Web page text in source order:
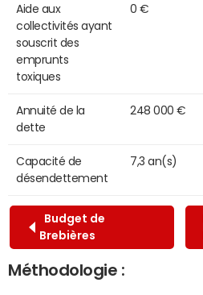
Aide aux
collectivités ayant
souscrit des
emprunts
toxiques
0 €
Annuité de la
dette
248 000 €
Capacité de
désendettement
7,3 an(s)
Budget de
Brebières
Méthodologie :